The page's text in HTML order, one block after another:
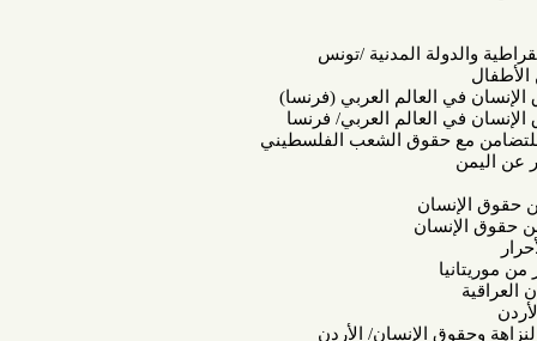
المدنية /تونس
العربي (فرنسا)
العربي/ فرنسا
حقوق الشعب الفلسطيني
الإنسان/ الأردن